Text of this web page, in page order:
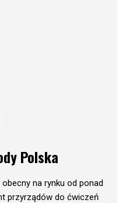
Polska
na rynku od ponad
przyrządów do ćwiczeń